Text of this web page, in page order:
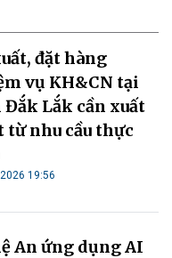
đặt hàng
vụ KH&CN tại
Lắk cần xuất
từ nhu cầu thực
19:56
An ứng dụng AI